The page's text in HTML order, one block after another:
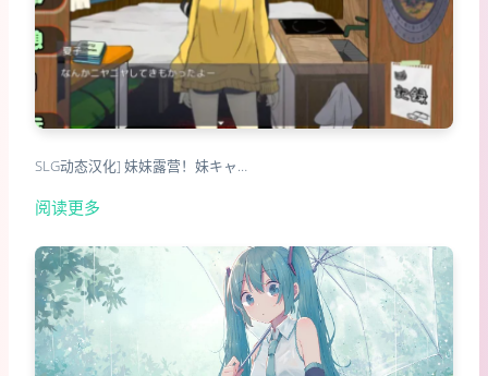
SLG动态汉化] 妹妹露营！妹キャ…
阅读更多